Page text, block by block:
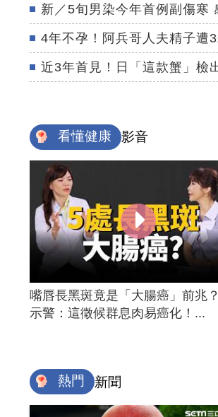
新／5旬男染今年首例副傷寒
4年不孕！阿兵哥人夫精子
近3年首見！日「這款蟹」檢
看懂健康 影音
嘴唇長黑斑竟是「大腸癌」前兆
示警：這徵候群息肉易癌化！...
熱門 新聞